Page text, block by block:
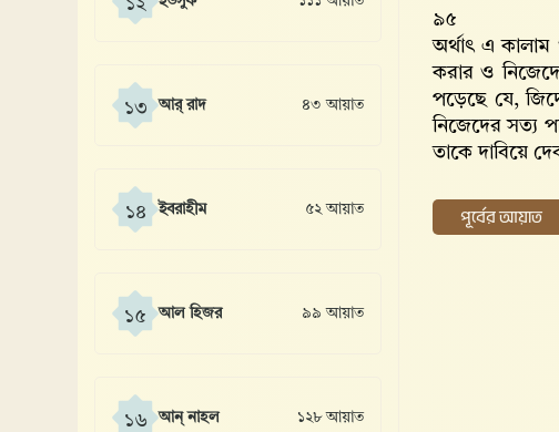
১২
১৩ আর্ রাদ ৪৩ আয়াত
১৪ ইবরাহীম ৫২ আয়াত
১৫ আল হিজর ৯৯ আয়াত
১৬ আন্ নাহল ১২৮ আয়াত
৯৫
অর্থাৎ এ
করার ও
পড়েছে যে,
নিজেদের সত্য
তাকে দাবিয়ে
পূর্বের আয়াত